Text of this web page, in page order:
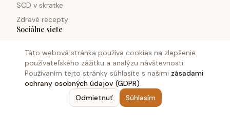
Táto webová stránka používa cookies na zlepšenie
používateľského zážitku a analýzu návštevnosti.
Používaním tejto stránky súhlasíte s našimi zásadami
ochrany osobných údajov (GDPR).
Odmietnuť
Súhlasím
SCD v skratke
Zdravé recepty
Sociálne siete
©2026Monosacharid.sk. Všetky práva vyhradené.